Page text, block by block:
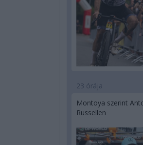
23 órája
Montoya szerint
Russellen